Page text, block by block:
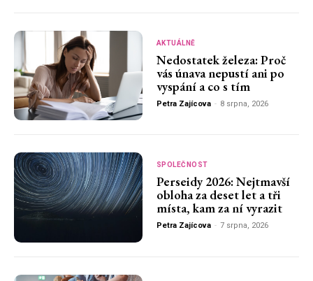
AKTUÁLNĚ
Nedostatek železa: Proč
vás únava nepustí ani po
vyspání a co s tím
Petra Zajícova - 8 srpna, 2026
SPOLEČNOST
Perseidy 2026: Nejtmavší
obloha za deset let a tři
místa, kam za ní vyrazit
Petra Zajícova - 7 srpna, 2026